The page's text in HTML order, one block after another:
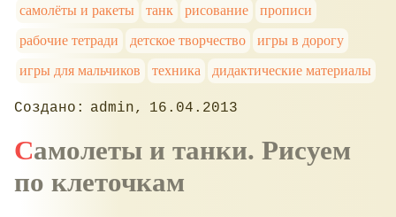
самолёты и ракеты
танк рисование
прописи
рабочие тетради
детское творчество
игры в дорогу
игры для мальчиков
техника дидактические материалы
admin 16.04.2013
Самолеты и танки. Рисуем
по клеточкам